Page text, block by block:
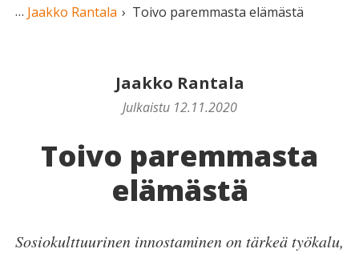
Jaakko Rantala Toivo paremmasta elämästä
Jaakko Rantala
Julkaistu 12.11.2020
Toivo paremmasta
elämästä
Sosiokulttuurinen innostaminen on tärkeä työkalu,